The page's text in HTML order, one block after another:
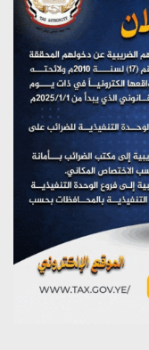
تحالف العدوان